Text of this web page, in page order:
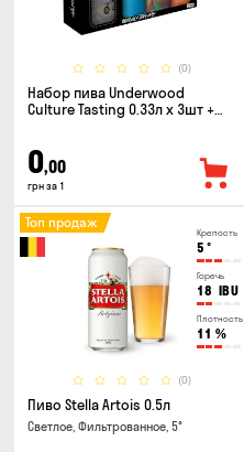
(0)
Набор пива Underwood
Culture Tasting 0.33л x 3шт +
0,00
грн за 1
Крепость
5 °
Горечь
18 IBU
Плотность
11 %
(0)
Топ продаж
Пиво Stella Artois 0.5л
Светлое, Фильтрованное, 5°